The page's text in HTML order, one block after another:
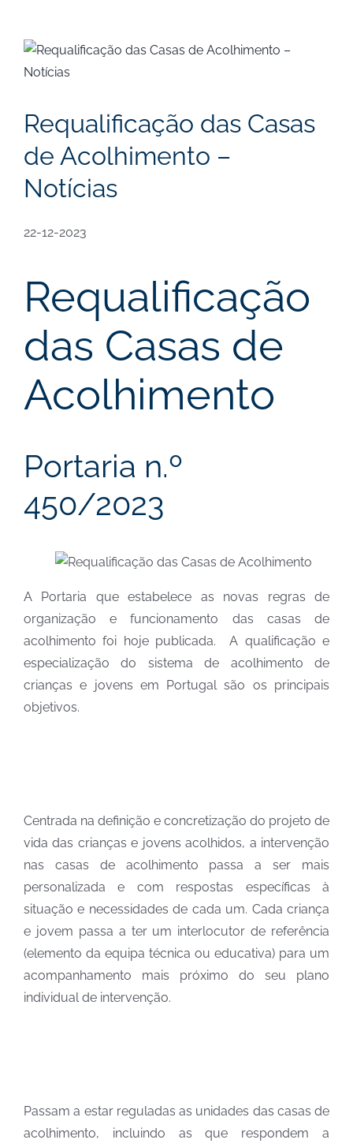
View
Larger
Requalificação das Casas
de Acolhimento –
Notícias
22-12-2023
Requalificação
das Casas de
Acolhimento
Portaria n.º
450/2023
A Portaria que estabelece as novas regras de
organização e funcionamento das casas de
acolhimento foi hoje publicada. A qualificação e
especialização do sistema de acolhimento de
crianças e jovens em Portugal são os principais
objetivos.
Centrada na definição e concretização do projeto de
vida das crianças e jovens acolhidos, a intervenção
nas casas de acolhimento passa a ser mais
personalizada e com respostas específicas à
situação e necessidades de cada um. Cada criança
e jovem passa a ter um interlocutor de referência
(elemento da equipa técnica ou educativa) para um
acompanhamento mais próximo do seu plano
individual de intervenção.
Passam a estar reguladas as unidades das casas de
acolhimento, incluindo as que respondem a